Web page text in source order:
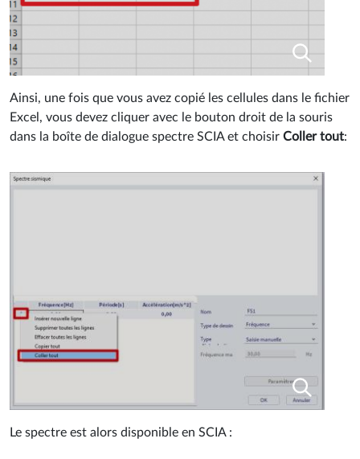
Ainsi, une fois que vous avez copié les cellules dans le fichier
Excel, vous devez cliquer avec le bouton droit de la souris
dans la boîte de dialogue spectre SCIA et choisir Coller tout:
Le spectre est alors disponible en SCIA :